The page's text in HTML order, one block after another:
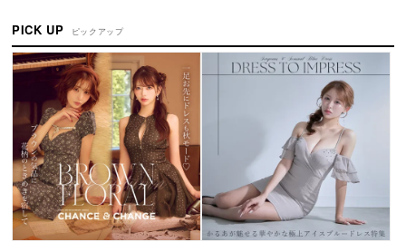
PICK UP ピックアップ